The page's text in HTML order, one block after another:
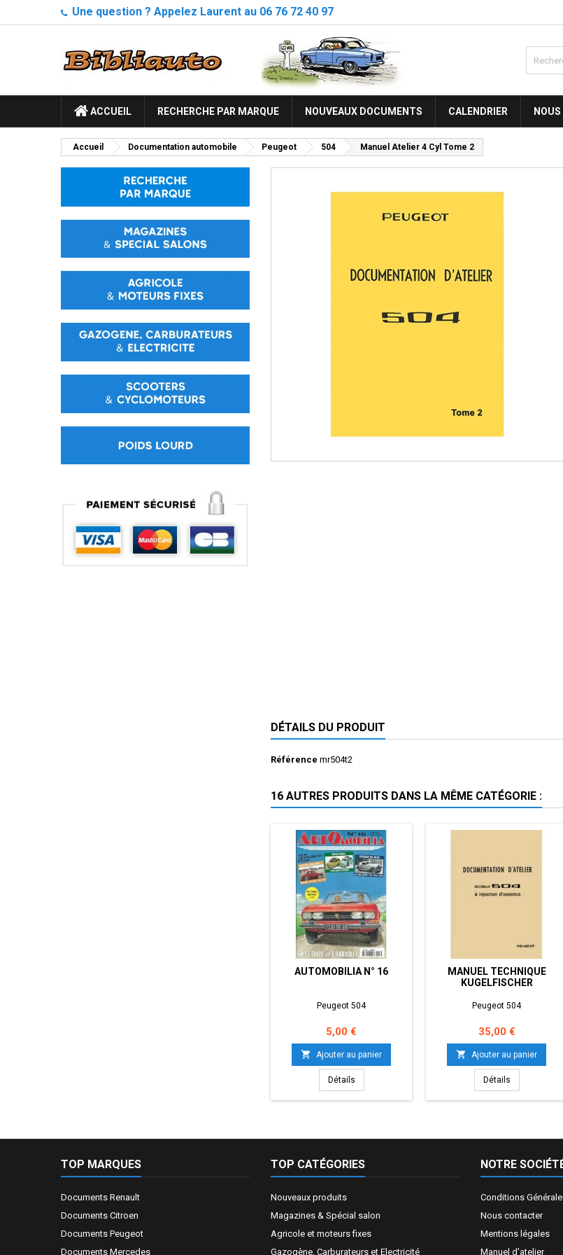
Une question ? Appelez Laurent au 06 76 72 40 97
ACCUEIL RECHERCHE PAR MARQUE NOUVEAUX DOCUMENTS CALENDRIER
Accueil Documentation automobile Peugeot 504 Manuel Atelier 4 Cyl Tome 2
DÉTAILS DU PRODUIT
Référence mr504t2
16 AUTRES PRODUITS DANS LA MÊME CATÉGORIE :
AUTOMOBILIA N° 16
Peugeot 504
Prix
5,00 €
 Ajouter au panier
Détails
MANUEL TECHNIQUE
KUGELFISCHER
Peugeot 504
Prix
35,00 €
 Ajouter au panier
Détails
TOP MARQUES
Documents Renault
Documents Citroen
Documents Peugeot
Documents Mercedes
TOP CATÉGORIES
Nouveaux produits
Magazines & Spécial salon
Agricole et moteurs fixes
Gazogène, Carburateurs et Electricité
NOTRE
Conditions
Nous contacter
Mentions légales
Manuel d'atelier